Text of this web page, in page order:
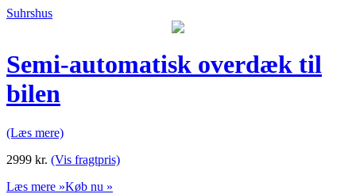
Suhrshus
Semi-automatisk overdæk til
bilen
(Læs mere)
2999 kr. (Vis fragtpris)
Læs mere »Køb nu »